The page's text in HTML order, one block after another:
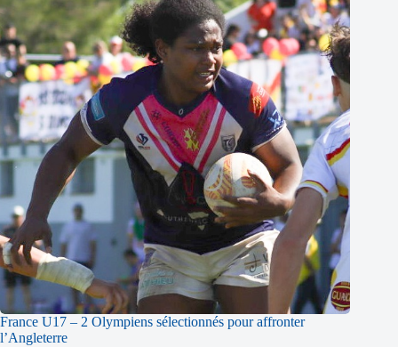
France U17 – 2 Olympiens sélectionnés pour affronter
l’Angleterre